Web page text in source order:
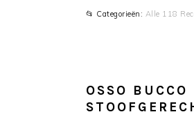
📂 Categorieën: Alle 118
OSSO